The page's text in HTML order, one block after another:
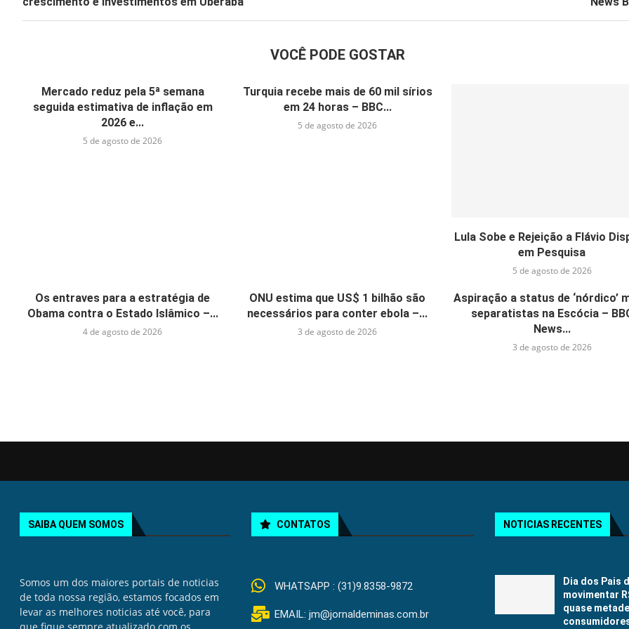
VOCÊ PODE GOSTAR
Mercado reduz pela 5ª semana
seguida estimativa de inflação em
2026 e...
5 de agosto de 2026
Turquia recebe mais de 60 mil sírios
em 24 horas – BBC...
5 de agosto de 2026
Lula Sobe e Rejeição a Flávio
em Pesquisa
5 de agosto de 2026
Os entraves para a estratégia de
Obama contra o Estado Islâmico –...
4 de agosto de 2026
ONU estima que US$ 1 bilhão são
necessários para conter ebola –...
3 de agosto de 2026
Aspiração a status de ‘nórdico’
separatistas na Escócia –
News...
3 de agosto de 2026
SAIBA QUEM SOMOS
Somos um dos maiores portais de noticias
de toda nossa região, estamos focados em
levar as melhores noticias até você, para
CONTATOS
WHATSAPP : (31)9.8358-9872
EMAIL: jm@jornaldeminas.com.br
NOTICIAS RECENTES
Dia dos Pais
movimentar
quase